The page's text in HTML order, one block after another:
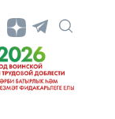
Әкият